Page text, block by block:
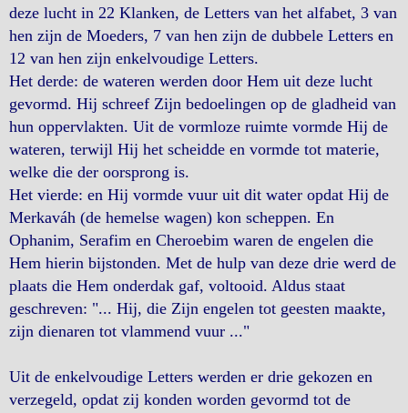
deze lucht in 22 Klanken, de Letters van het alfabet, 3 van
hen zijn de Moeders, 7 van hen zijn de dubbele Letters en
12 van hen zijn enkelvoudige Letters.
Het derde: de wateren werden door Hem uit deze lucht
gevormd. Hij schreef Zijn bedoelingen op de gladheid van
hun oppervlakten. Uit de vormloze ruimte vormde Hij de
wateren, terwijl Hij het scheidde en vormde tot materie,
welke die der oorsprong is.
Het vierde: en Hij vormde vuur uit dit water opdat Hij de
Merkaváh (de hemelse wagen) kon scheppen. En
Ophanim, Serafim en Cheroebim waren de engelen die
Hem hierin bijstonden. Met de hulp van deze drie werd de
plaats die Hem onderdak gaf, voltooid. Aldus staat
geschreven: "... Hij, die Zijn engelen tot geesten maakte,
zijn dienaren tot vlammend vuur ..."
Uit de enkelvoudige Letters werden er drie gekozen en
verzegeld, opdat zij konden worden gevormd tot de